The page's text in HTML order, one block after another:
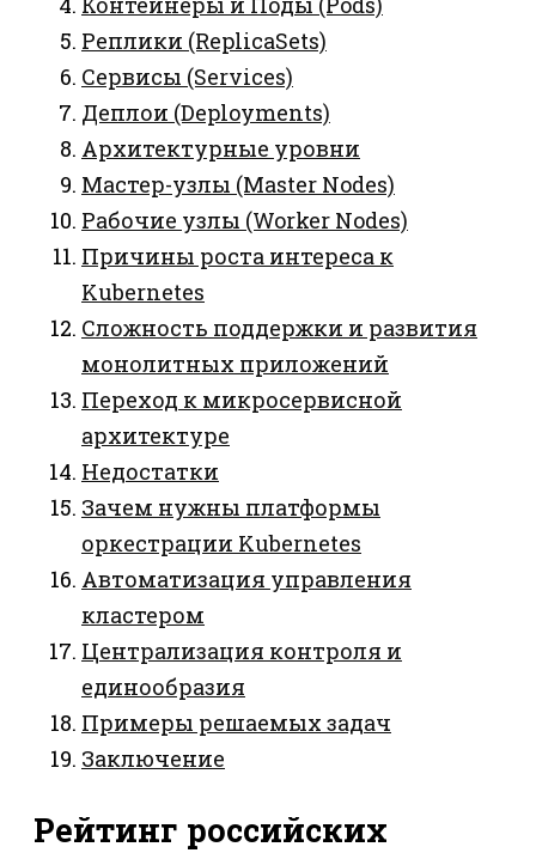
Реплики (ReplicaSets)
Сервисы (Services)
Деплои (Deployments)
Архитектурные уровни
Мастер-узлы (Master Nodes)
Рабочие узлы (Worker Nodes)
Причины роста интереса к
Kubernetes
Сложность поддержки и развития
монолитных приложений
Переход к микросервисной
архитектуре
Недостатки
Зачем нужны платформы
оркестрации Kubernetes
Автоматизация управления
кластером
Централизация контроля и
единообразия
Примеры решаемых задач
Заключение
Рейтинг российских